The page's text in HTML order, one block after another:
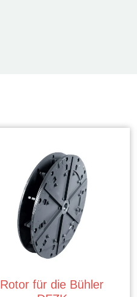
Rotor für die Bühler